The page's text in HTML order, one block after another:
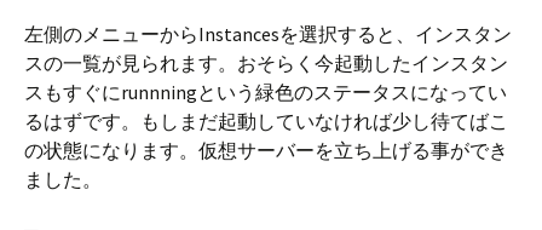
左側のメニューからInstancesを選択すると、インスタン
スの一覧が見られます。おそらく今起動したインスタン
スもすぐにrunnningという緑色のステータスになってい
るはずです。もしまだ起動していなければ少し待てばこ
の状態になります。仮想サーバーを立ち上げる事ができ
ました。